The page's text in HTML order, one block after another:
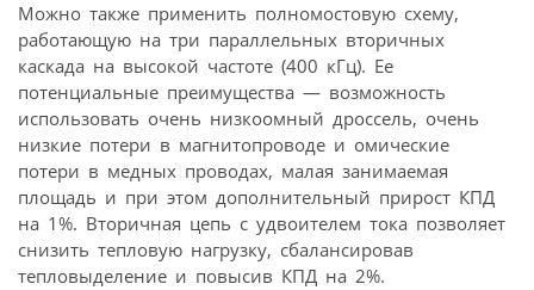
Можно также применить полномостовую схему,
работающую на три параллельных вторичных
каскада на высокой частоте (400 кГц). Ее
потенциальные преимущества — возможность
использовать очень низкоомный дроссель, очень
низкие потери в магнитопроводе и омические
потери в медных проводах, малая занимаемая
площадь и при этом дополнительный прирост КПД
на 1%. Вторичная цепь с удвоителем тока позволяет
снизить тепловую нагрузку, сбалансировав
тепловыделение и повысив КПД на 2%.